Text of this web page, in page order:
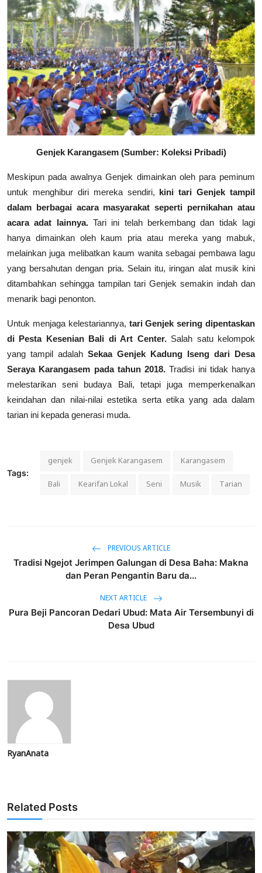
Genjek Karangasem (Sumber: Koleksi Pribadi)
Meskipun pada awalnya Genjek dimainkan oleh para peminum
untuk menghibur diri mereka sendiri, kini tari Genjek tampil
dalam berbagai acara masyarakat seperti pernikahan atau
acara adat lainnya.Tari ini telah berkembang dan tidak lagi
hanya dimainkan oleh kaum pria atau mereka yang mabuk,
melainkan juga melibatkan kaum wanita sebagai pembawa lagu
yang bersahutan dengan pria. Selain itu, iringan alat musik kini
ditambahkan sehingga tampilan tari Genjek semakin indah dan
menarik bagi penonton.
Untuk menjaga kelestariannya, tari Genjek sering dipentaskan
di Pesta Kesenian Bali di Art Center.Salah satu kelompok
yang tampil adalah Sekaa Genjek Kadung Iseng dari Desa
Seraya Karangasem pada tahun 2018. Tradisi ini tidak hanya
melestarikan seni budaya Bali, tetapi juga memperkenalkan
keindahan dan nilai-nilai estetika serta etika yang ada dalam
tarian ini kepada generasi muda.
Tags:
genjek Genjek Karangasem
Karangasem
Bali
Kearifan Lokal Seni Musik Tarian
PREVIOUS ARTICLE
Tradisi Ngejot Jerimpen Galungan di Desa Baha: Makna
dan Peran Pengantin Baru da...
NEXT ARTICLE
Pura Beji Pancoran Dedari Ubud: Mata Air Tersembunyi di
Desa Ubud
RyanAnata
Related Posts